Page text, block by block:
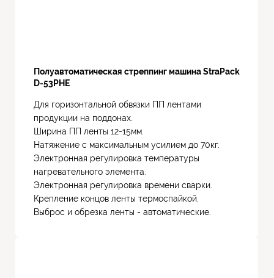
Полуавтоматическая стреппинг машина StraPack
D-53PHE
Для горизонтальной обвязки ПП лентами
продукции на поддонах.
Ширина ПП ленты 12-15мм.
Натяжение с максимальным усилием до 70кг.
Электронная регулировка температуры
нагревательного элемента.
Электронная регулировка времени сварки.
Крепление концов ленты термоспайкой.
Выброс и обрезка ленты - автоматические.